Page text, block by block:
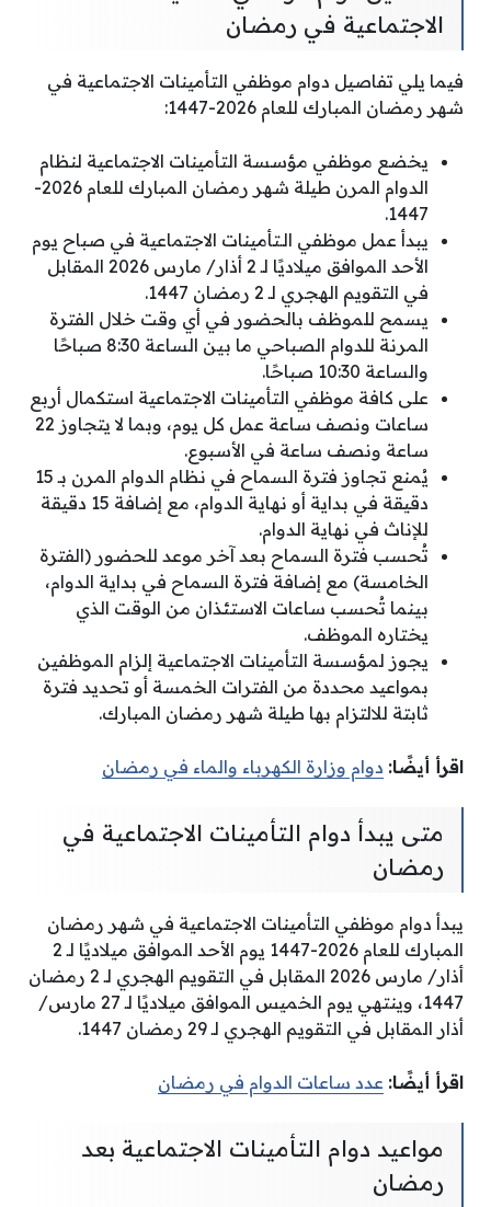
الاجتماعية في رمضان
فيما يلي تفاصيل دوام موظفي التأمينات الاجتماعية في
شهر رمضان المبارك للعام 2026-1447:
يخضع موظفي مؤسسة التأمينات الاجتماعية لنظام
الدوام المرن طيلة شهر رمضان المبارك للعام 2026-
1447.
يبدأ عمل موظفي الـتأمينات الاجتماعية في صباح يوم
الأحد الموافق ميلاديًا لـ 2 أذار/ مارس 2026 المقابل
في التقويم الهجري لـ 2 رمضان 1447.
يسمح للموظف بالحضور في أي وقت خلال الفترة
المرنة للدوام الصباحي ما بين الساعة 8:30 صباحًا
والساعة 10:30 صباحًا.
على كافة موظفي التأمينات الاجتماعية استكمال أربع
ساعات ونصف ساعة عمل كل يوم، وبما لا يتجاوز 22
ساعة ونصف ساعة في الأسبوع.
يُمنع تجاوز فترة السماح في نظام الدوام المرن بـ 15
دقيقة في بداية أو نهاية الدوام، مع إضافة 15 دقيقة
للإناث في نهاية الدوام.
تُحسب فترة السماح بعد آخر موعد للحضور (الفترة
الخامسة) مع إضافة فترة السماح في بداية الدوام،
بينما تُحسب ساعات الاستئذان من الوقت الذي
يختاره الموظف.
يجوز لمؤسسة التأمينات الاجتماعية إلزام الموظفين
بمواعيد محددة من الفترات الخمسة أو تحديد فترة
ثابتة للالتزام بها طيلة شهر رمضان المبارك.
اقرأ أيضًا: دوام وزارة الكهرباء والماء في رمضان
متى يبدأ دوام التأمينات الاجتماعية في
رمضان
يبدأ دوام موظفي التأمينات الاجتماعية في شهر رمضان
المبارك للعام 2026-1447 يوم الأحد الموافق ميلاديًا لـ 2
أذار/ مارس 2026 المقابل في التقويم الهجري لـ 2 رمضان
1447، وينتهي يوم الخميس الموافق ميلاديًا لـ 27 مارس/
أذار المقابل في التقويم الهجري لـ 29 رمضان 1447.
اقرأ أيضًا: عدد ساعات الدوام في رمضان
مواعيد دوام التأمينات الاجتماعية بعد
رمضان